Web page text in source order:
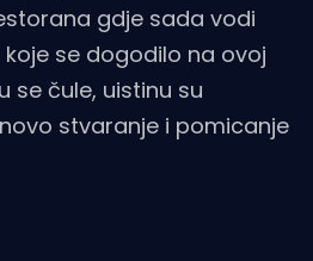
gdje sada vodi
koje se dogodilo na ovoj
se čule, uistinu su
stvaranje i pomicanje